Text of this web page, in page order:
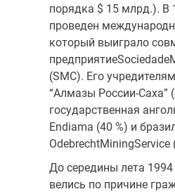
порядка $ 15 млрд.). В
проведен
который выиграло
(SMC). Его
“Алмазы России-Саха”
государственная
Endiama (40 %) и
OdebrechtMiningService
До середины лета
велись по причине